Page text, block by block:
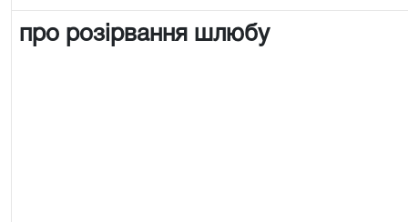
про розірвання шлюбу